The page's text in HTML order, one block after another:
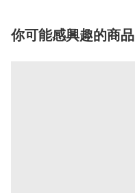
你可能感興趣的商品